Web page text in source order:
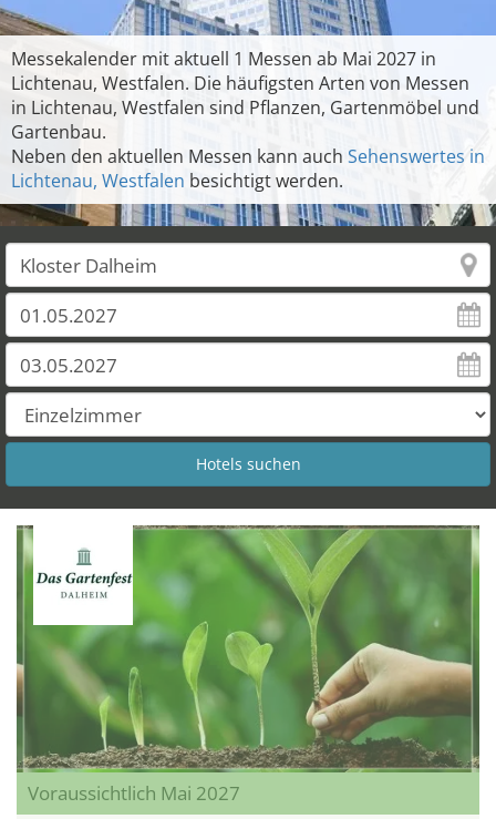
Messekalender mit aktuell 1 Messen ab Mai 2027 in
Lichtenau, Westfalen. Die häufigsten Arten von Messen
in Lichtenau, Westfalen sind Pflanzen, Gartenmöbel und
Gartenbau.
Neben den aktuellen Messen kann auch Sehenswertes in
Lichtenau, Westfalen besichtigt werden.
Voraussichtlich Mai 2027